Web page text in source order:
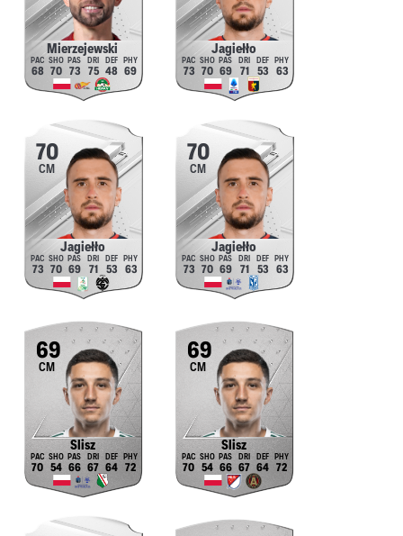
Mierzejewski
68 70 73 75 48 69
Jagiełło
73 70 69 71 53 63
70
CM
Jagiełło
73 70 69 71 53 63
70
CM
Jagiełło
73 70 69 71 53 63
69
CM
Slisz
70 54 66 67 64 72
69
CM
Slisz
70 54 66 67 64 72